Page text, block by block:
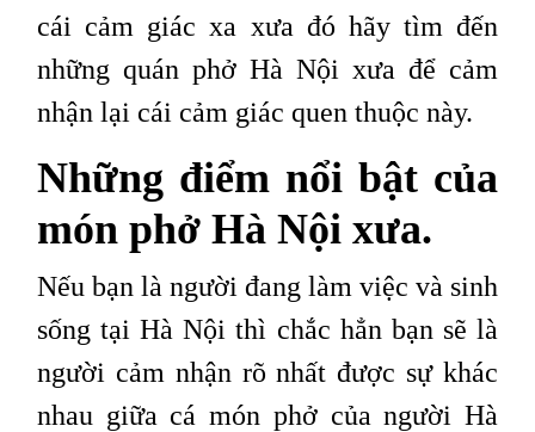
cái cảm giác xa xưa đó hãy tìm đến
những quán phở Hà Nội xưa để cảm
nhận lại cái cảm giác quen thuộc này.
Những điểm nổi bật của
món phở Hà Nội xưa.
Nếu bạn là người đang làm việc và sinh
sống tại Hà Nội thì chắc hẳn bạn sẽ là
người cảm nhận rõ nhất được sự khác
nhau giữa cá món phở của người Hà